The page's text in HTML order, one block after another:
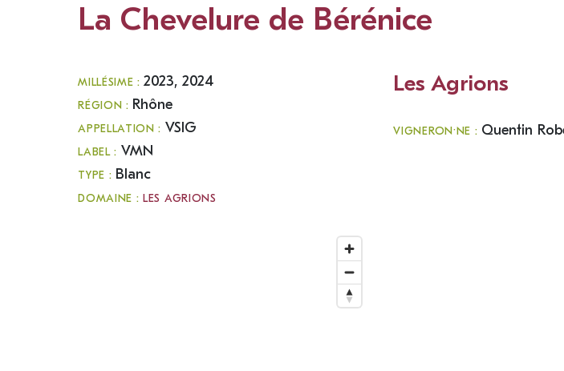
La Chevelure de Bérénice
MILLÉSIME :2023, 2024
RÉGION : Rhône
APPELLATION : VSIG
LABEL : VMN
TYPE : Blanc
DOMAINE :LES AGRIONS
Les Agrions
VIGNERON·NE : Quentin